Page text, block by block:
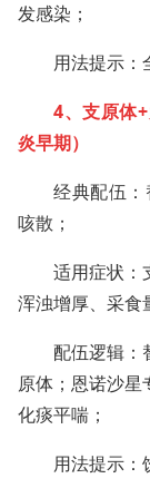
发感染；
用法提示：
4、支原体
炎早期）
经典配伍
咳散；
适用症状：
浑浊增厚、采食
配伍逻辑：
原体；恩诺沙星
化痰平喘；
用法提示：